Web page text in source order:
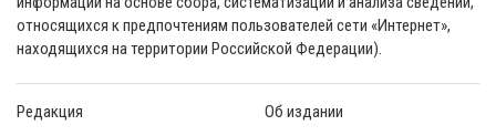
относящихся к предпочтениям пользователей сети «Интернет»,
находящихся на территории Российской Федерации).
Редакция Об издании